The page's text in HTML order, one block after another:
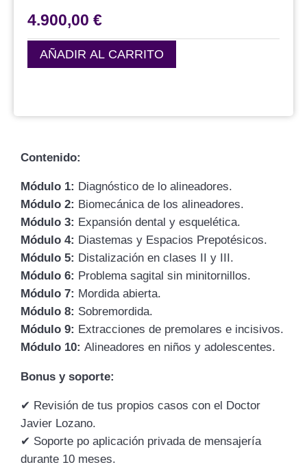
Contenido:
Módulo 1: Diagnóstico de lo alineadores.
Módulo 2: Biomecánica de los alineadores.
Módulo 3: Expansión dental y esquelética.
Módulo 4: Diastemas y Espacios Prepotésicos.
Módulo 5: Distalización en clases II y III.
Módulo 6: Problema sagital sin minitornillos.
Módulo 7: Mordida abierta.
Módulo 8: Sobremordida.
Módulo 9: Extracciones de premolares e incisivos.
Módulo 10: Alineadores en niños y adolescentes.
Bonus y soporte:
✔ Revisión de tus propios casos con el Doctor
Javier Lozano.
✔ Soporte po aplicación privada de mensajería
durante 10 meses.
4.900,00 €
AÑADIR AL CARRITO